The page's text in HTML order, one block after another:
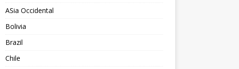
ASia Occidental
Bolivia
Brazil
Chile